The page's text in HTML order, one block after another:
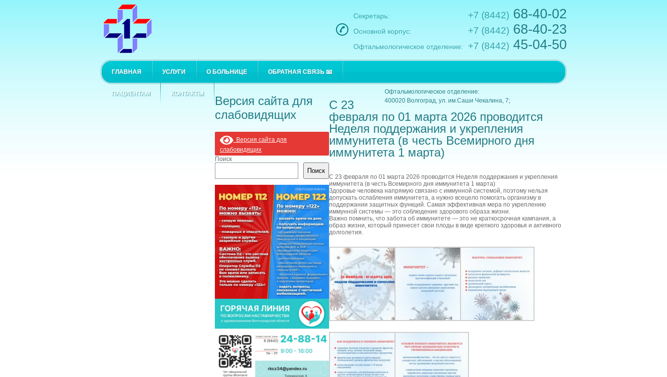
Секретарь: +7 (8442) 68-40-02
Основной корпус: +7 (8442) 68-40-23
Офтальмологическое отделение: +7 (8442) 45-04-50
Офтальмологическое отделение:
400020 Волгоград, ул. им.Саши Чекалина, 7;
ГЛАВНАЯ УСЛУГИ О БОЛЬНИЦЕ ОБРАТНАЯ СВЯЗЬ 📧
ПАЦИЕНТАМ КОНТАКТЫ
Версия сайта для
слабовидящих
Версия сайта для
слабовидящих
Поиск
Поиск
С 23
февраля по 01 марта 2026 проводится
Неделя поддержания и укрепления
иммунитета (в честь Всемирного дня
иммунитета 1 марта)
С 23 февраля по 01 марта 2026 проводится Неделя поддержания и укрепления
иммунитета (в честь Всемирного дня иммунитета 1 марта)
Здоровье человека напрямую связано с иммунной системой, поэтому нельзя
допускать ослабления иммунитета, а нужно всецело помогать организму в
поддержании защитных функций. Самая эффективная мера по укреплению
иммунной системы — это соблюдение здорового образа жизни.
Важно помнить, что забота об иммунитете — это не краткосрочная кампания, а
образ жизни, который принесет свои плоды в виде крепкого здоровья и активного
долголетия.